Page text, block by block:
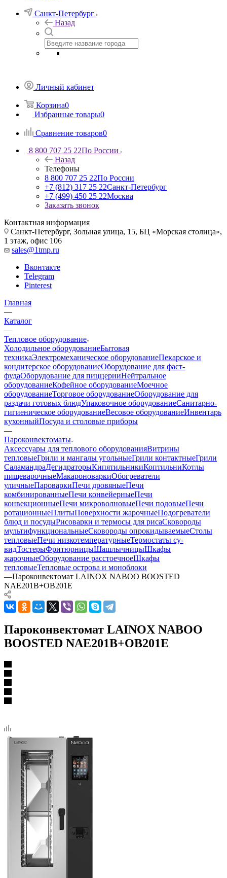
Санкт-Петербург
Назад
Личный кабинет
Корзина0
Избранные товары0
Сравнение товаров0
8 800 707 25 22По России
Назад
Телефоны
8 800 707 25 22По России
+7 (812) 317 25 22Санкт-Петербург
+7 (499) 450 25 22Москва
Заказать звонок
Контактная информация
Санкт-Петербург, Зольная улица, 15, БЦ «Морская столица»,
1 этаж, офис 106
sales@1tmp.ru
Вконтакте
Telegram
Pinterest
Главная
—
Каталог
—
Тепловое оборудование
Холодильное оборудованиеБытовая
техникаЭлектромеханическое оборудованиеПекарское и
кондитерское оборудованиеОборудование для фаст-
фудаОборудование для пиццерииНейтральное
оборудованиеКофейное оборудованиеМоечное
оборудованиеТорговое оборудованиеОборудование для
раздачи готовых блюдУпаковочное оборудованиеСанитарно-
гигиеническое оборудованиеВесовое оборудованиеИнвентарь
кухонныйПосуда и столовые приборы
—
Пароконвектоматы
Аксессуары для теплового оборудованияВитрины
тепловыеГрили и мангалы угольныеГрили контактныеГрили
СаламандраДегидраторыКипятильникиКоптильниКотлы
пищеварочныеМакароноваркиОбогреватели
уличныеПароваркиПечи дровяныеПечи
комбинированныеПечи конвейерныеПечи
конвекционныеПечи микроволновыеПечи подовыеПечи
ротационныеПлитыПоверхности жарочныеПодогреватели
блюд и посудыРисоварки и термосы для рисаСковороды
мультифункциональныеСковороды опрокидываемыеСтолы
тепловыеПечи низкотемпературныеТермостаты су-
видТостерыФритюрницыШашлычницыШкафы
жарочныеОборудование расстоечноеШкафы
тепловыеТепловые острова и моноблоки
—Пароконвектомат LAINOX NABOO BOOSTED
NAE201B+OB201E
Пароконвектомат LAINOX NABOO
BOOSTED NAE201B+OB201E